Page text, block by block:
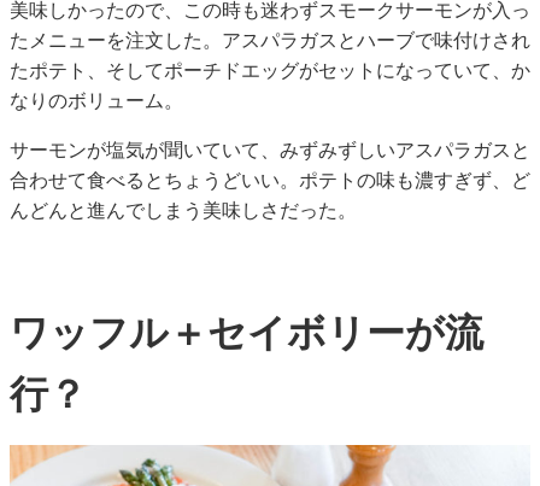
美味しかったので、この時も迷わずスモークサーモンが入っ
たメニューを注文した。アスパラガスとハーブで味付けされ
たポテト、そしてポーチドエッグがセットになっていて、か
なりのボリューム。
サーモンが塩気が聞いていて、みずみずしいアスパラガスと
合わせて食べるとちょうどいい。ポテトの味も濃すぎず、ど
んどんと進んでしまう美味しさだった。
ワッフル＋セイボリーが流
行？